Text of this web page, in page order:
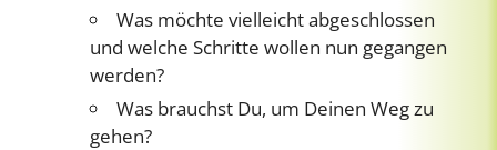
Was möchte vielleicht abgeschlossen
und welche Schritte wollen nun gegangen
werden?
Was brauchst Du, um Deinen Weg zu
gehen?